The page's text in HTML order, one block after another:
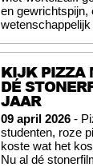
en gewrichtspijn,
KIJK PIZZA
DÉ
JAAR
09 april 2026 -
studenten, roze
koste wat het
Nu al dé